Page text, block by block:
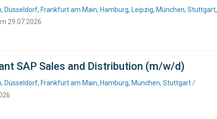
Düsseldorf, Frankfurt am Main, Hamburg, Leipzig, München, Stuttgart,
29.07.2026
SAP Sales and Distribution (m/w/d)
Düsseldorf, Frankfurt am Main, Hamburg, München, Stuttgart /